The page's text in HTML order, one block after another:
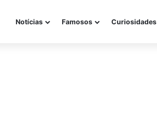
Notícias Famosos Curiosidades